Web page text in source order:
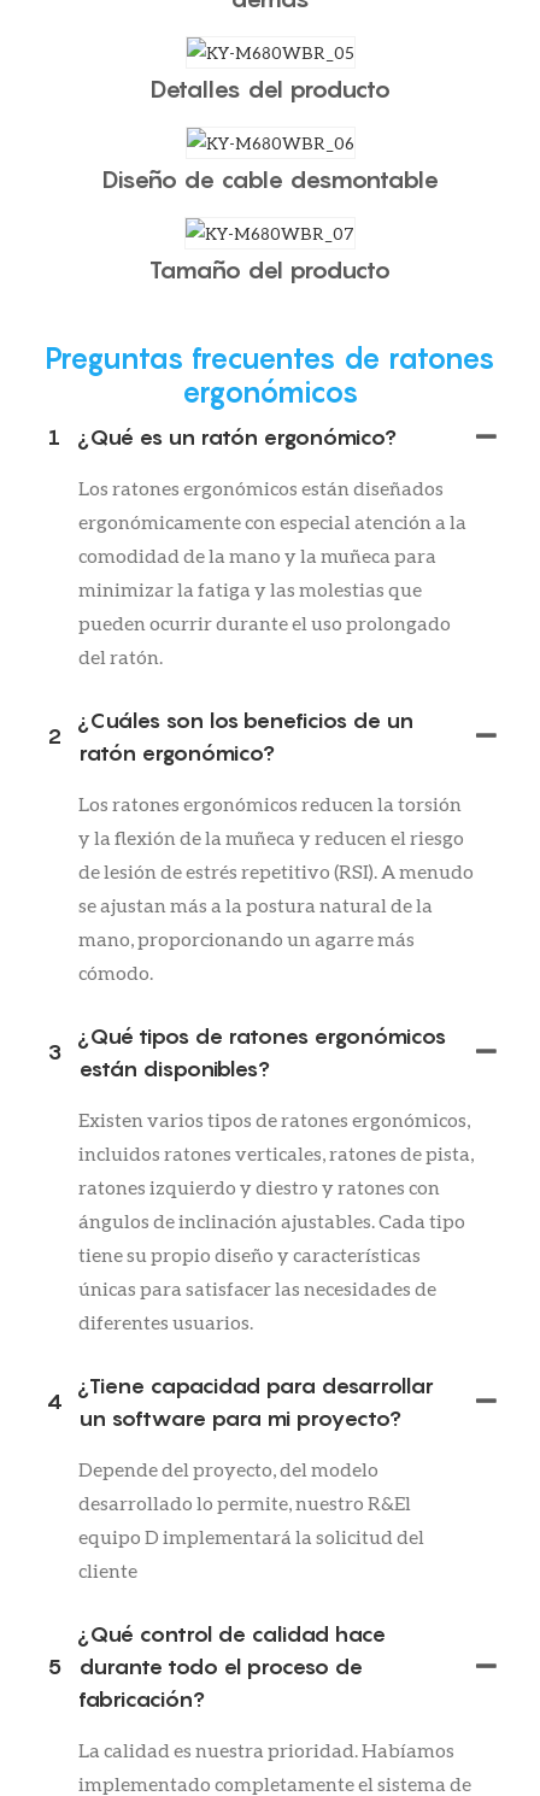
Detalles del producto
Diseño de cable desmontable
Tamaño del producto
Preguntas frecuentes de ratones
ergonómicos
1 ¿Qué es un ratón ergonómico?
Los ratones ergonómicos están diseñados
ergonómicamente con especial atención a la
comodidad de la mano y la muñeca para
minimizar la fatiga y las molestias que
pueden ocurrir durante el uso prolongado
del ratón.
2
¿Cuáles son los beneficios de un
ratón ergonómico?
Los ratones ergonómicos reducen la torsión
y la flexión de la muñeca y reducen el riesgo
de lesión de estrés repetitivo (RSI). A menudo
se ajustan más a la postura natural de la
mano, proporcionando un agarre más
cómodo.
3
¿Qué tipos de ratones ergonómicos
están disponibles?
Existen varios tipos de ratones ergonómicos,
incluidos ratones verticales, ratones de pista,
ratones izquierdo y diestro y ratones con
ángulos de inclinación ajustables. Cada tipo
tiene su propio diseño y características
únicas para satisfacer las necesidades de
diferentes usuarios.
4
¿Tiene capacidad para desarrollar
un software para mi proyecto?
Depende del proyecto, del modelo
desarrollado lo permite, nuestro R&El
equipo D implementará la solicitud del
cliente
5
¿Qué control de calidad hace
durante todo el proceso de
fabricación?
La calidad es nuestra prioridad. Habíamos
implementado completamente el sistema de